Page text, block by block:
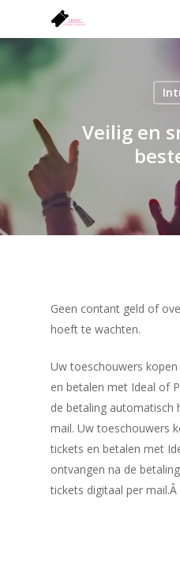
main
content
Veilig en
Geen contant geld of
hoeft te wachten.
Uw toeschouwers
en betalen met Ideal of
de betaling automatisch
mail. Uw toeschouwers
tickets en betalen met
ontvangen na de
tickets digitaal per mail.Â